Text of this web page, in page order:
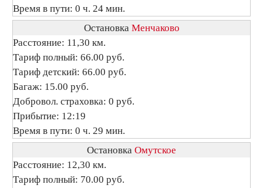
Время в пути: 0 ч. 24 мин.
Остановка Менчаково
Расстояние: 11,30 км.
Тариф полный: 66.00 руб.
Тариф детский: 66.00 руб.
Багаж: 15.00 руб.
Добровол. страховка: 0 руб.
Прибытие: 12:19
Время в пути: 0 ч. 29 мин.
Остановка Омутское
Расстояние: 12,30 км.
Тариф полный: 70.00 руб.